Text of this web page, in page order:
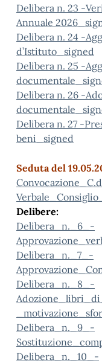
Delibera n. 23 -
Annuale
Delibera n. 24 -
d’Istituto_signed
Delibera n. 25 -
Delibera n. 26 -
Delibera n. 27 -
beni_signed
Seduta del
Delibere:
Delibera_n._6_-
Delibera_n._7_-
Delibera_n._8_-
Delibera_n._9_-
Delibera_n._10_-